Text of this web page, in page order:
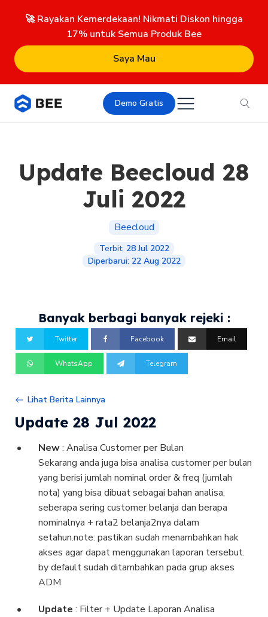
🚀 Rayakan Kemerdekaan! Nikmati Diskon hingga
17% untuk Semua Produk Bee
Saya Mau
Demo Gratis
Update Beecloud 28
Juli 2022
Beecloud
Terbit: 28 Jul 2022
Diperbarui: 22 Aug 2022
Banyak berbagi banyak rejeki :
Twitter Facebook Email
WhatsApp Telegram
Lihat Berita Lainnya
Update 28 Jul 2022
New: Analisa Customer per Bulan
Sekarang anda juga bisa analisa customer per bulan
yang berisi jumlah nominal order & freq (jumlah
nota) yang bisa dibuat sebagai bahan analisa,
seberapa sering customer belanja dan berapa
nominalnya + rata2 belanja2nya dalam
setahun.note: pastikan sudah menambahkan hak
akses agar dapat menggunakan laporan tersebut.
by default sudah ditambahkan pada grup akses
ADM
Update : Filter + Update Laporan Analisa